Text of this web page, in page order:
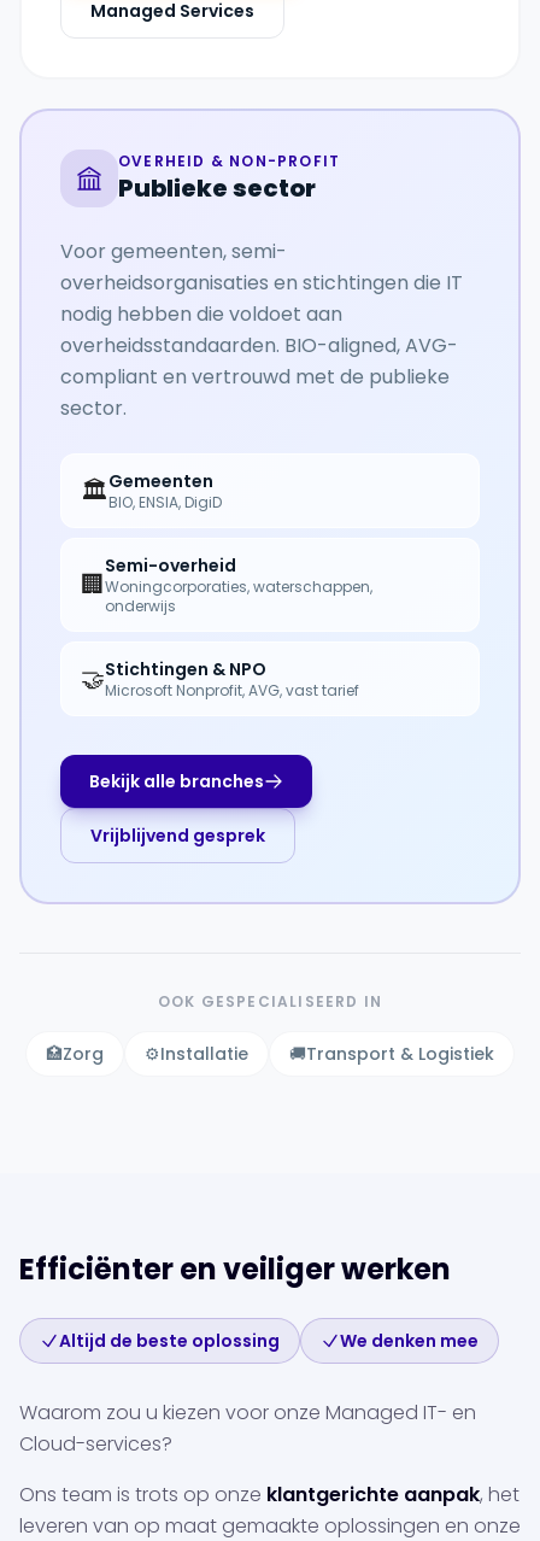
Managed Services
OVERHEID & NON-PROFIT
Publieke sector
Voor gemeenten, semi-
overheidsorganisaties en stichtingen die IT
nodig hebben die voldoet aan
overheidsstandaarden. BIO-aligned, AVG-
compliant en vertrouwd met de publieke
sector.
🏛️Gemeenten
BIO, ENSIA, DigiD
🏢
Semi-overheid
Woningcorporaties, waterschappen,
onderwijs
🤝Stichtingen & NPO
Microsoft Nonprofit, AVG, vast tarief
Bekijk alle branches
Vrijblijvend gesprek
OOK GESPECIALISEERD IN
🏥Zorg ⚙️Installatie 🚚Transport & Logistiek
Efficiënter en veiliger werken
Altijd de beste oplossing We denken mee
Waarom zou u kiezen voor onze Managed IT- en
Cloud-services?
Ons team is trots op onze klantgerichte aanpak, het
leveren van op maat gemaakte oplossingen en onze